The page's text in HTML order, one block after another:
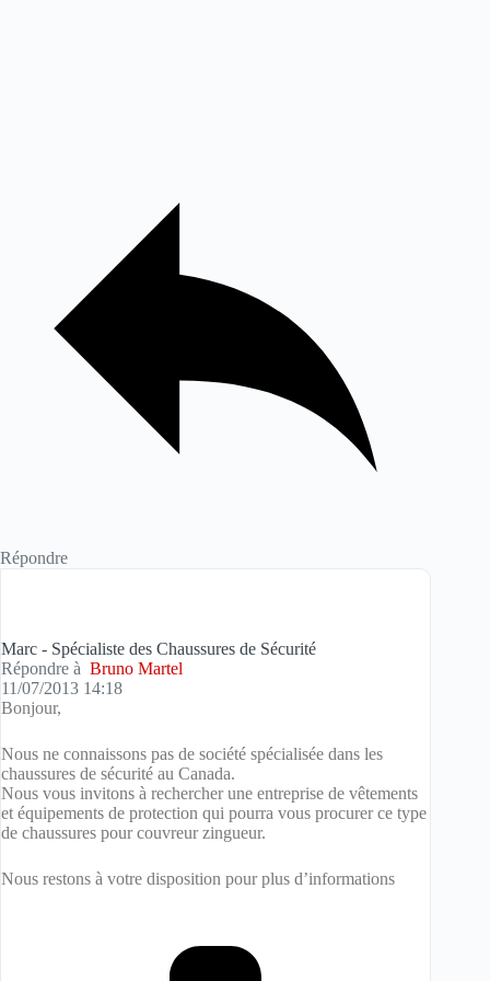
Répondre
Marc - Spécialiste des Chaussures de Sécurité
Répondre à Bruno Martel
11/07/2013 14:18
Bonjour,
Nous ne connaissons pas de société spécialisée dans les
chaussures de sécurité au Canada.
Nous vous invitons à rechercher une entreprise de vêtements
et équipements de protection qui pourra vous procurer ce type
de chaussures pour couvreur zingueur.
Nous restons à votre disposition pour plus d’informations